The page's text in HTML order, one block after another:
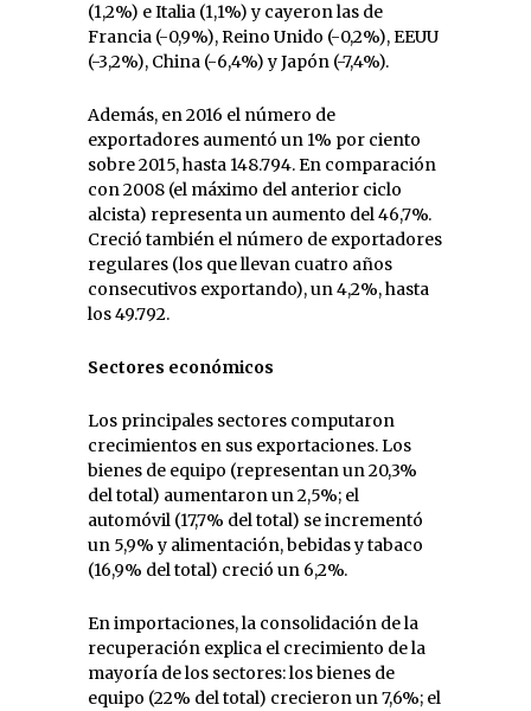
(1,2%) e Italia (1,1%) y cayeron las de
Francia (-0,9%), Reino Unido (-0,2%), EEUU
(-3,2%), China (-6,4%) y Japón (-7,4%).
Además, en 2016 el número de
exportadores aumentó un 1% por ciento
sobre 2015, hasta 148.794. En comparación
con 2008 (el máximo del anterior ciclo
alcista) representa un aumento del 46,7%.
Creció también el número de exportadores
regulares (los que llevan cuatro años
consecutivos exportando), un 4,2%, hasta
los 49.792.
Sectores económicos
Los principales sectores computaron
crecimientos en sus exportaciones. Los
bienes de equipo (representan un 20,3%
del total) aumentaron un 2,5%; el
automóvil (17,7% del total) se incrementó
un 5,9% y alimentación, bebidas y tabaco
(16,9% del total) creció un 6,2%.
En importaciones, la consolidación de la
recuperación explica el crecimiento de la
mayoría de los sectores: los bienes de
equipo (22% del total) crecieron un 7,6%; el